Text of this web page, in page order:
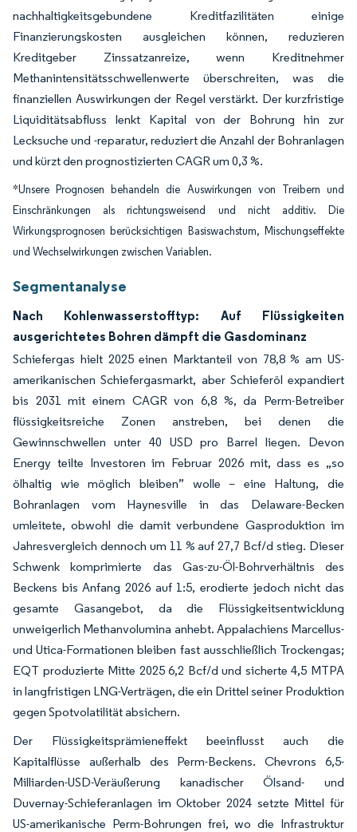
nachhaltigkeitsgebundene Kreditfazilitäten einige
Finanzierungskosten ausgleichen können, reduzieren
Kreditgeber Zinssatzanreize, wenn Kreditnehmer
Methanintensitätsschwellenwerte überschreiten, was die
finanziellen Auswirkungen der Regel verstärkt. Der kurzfristige
Liquiditätsabfluss lenkt Kapital von der Bohrung hin zur
Lecksuche und -reparatur, reduziert die Anzahl der Bohranlagen
und kürzt den prognostizierten CAGR um 0,3 %.
*Unsere Prognosen behandeln die Auswirkungen von Treibern und
Einschränkungen als richtungsweisend und nicht additiv. Die
Wirkungsprognosen berücksichtigen Basiswachstum, Mischungseffekte
und Wechselwirkungen zwischen Variablen.
Segmentanalyse
Nach Kohlenwasserstofftyp: Auf Flüssigkeiten
ausgerichtetes Bohren dämpft die Gasdominanz
Schiefergas hielt 2025 einen Marktanteil von 78,8 % am US-
amerikanischen Schiefergasmarkt, aber Schieferöl expandiert
bis 2031 mit einem CAGR von 6,8 %, da Perm-Betreiber
flüssigkeitsreiche Zonen anstreben, bei denen die
Gewinnschwellen unter 40 USD pro Barrel liegen. Devon
Energy teilte Investoren im Februar 2026 mit, dass es „so
ölhaltig wie möglich bleiben” wolle – eine Haltung, die
Bohranlagen vom Haynesville in das Delaware-Becken
umleitete, obwohl die damit verbundene Gasproduktion im
Jahresvergleich dennoch um 11 % auf 27,7 Bcf/d stieg. Dieser
Schwenk komprimierte das Gas-zu-Öl-Bohrverhältnis des
Beckens bis Anfang 2026 auf 1:5, erodierte jedoch nicht das
gesamte Gasangebot, da die Flüssigkeitsentwicklung
unweigerlich Methanvolumina anhebt. Appalachiens Marcellus-
und Utica-Formationen bleiben fast ausschließlich Trockengas;
EQT produzierte Mitte 2025 6,2 Bcf/d und sicherte 4,5 MTPA
in langfristigen LNG-Verträgen, die ein Drittel seiner Produktion
gegen Spotvolatilität absichern.
Der Flüssigkeitsprämieneffekt beeinflusst auch die
Kapitalflüsse außerhalb des Perm-Beckens. Chevrons 6,5-
Milliarden-USD-Veräußerung kanadischer Ölsand- und
Duvernay-Schieferanlagen im Oktober 2024 setzte Mittel für
US-amerikanische Perm-Bohrungen frei, wo die Infrastruktur